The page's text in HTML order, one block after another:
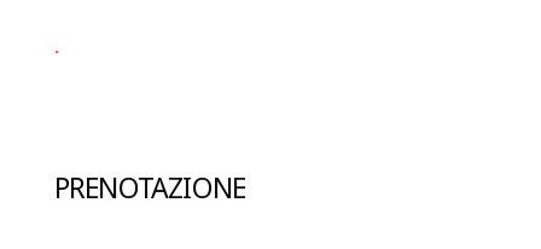
.
PRENOTAZIONE